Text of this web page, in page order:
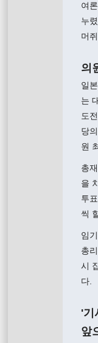
여
누
머
의
일
는
도
당
원
총
을
투
씩
임
총
시
다.
'기
앞